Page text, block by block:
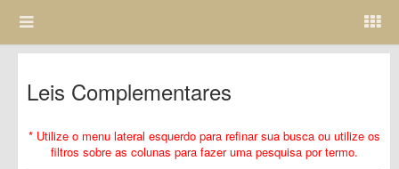
Leis Complementares
* Utilize o menu lateral esquerdo para refinar sua busca ou utilize os
filtros sobre as colunas para fazer uma pesquisa por termo.